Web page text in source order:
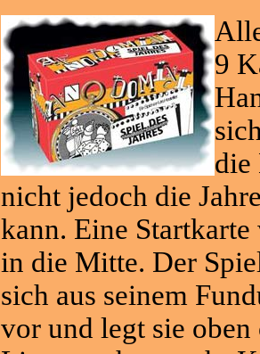
9
die
nicht jedoch die
kann. Eine
in die Mitte. Der
sich aus seinem
vor und legt sie